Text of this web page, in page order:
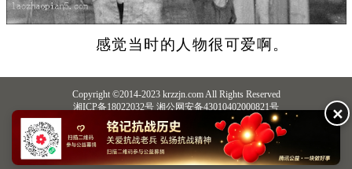
感觉当时的人物很可爱啊。
Copyright ©2014-2023 krzzjn.com All Rights Reserved
湘ICP备18022032号 湘公网安备43010402000821号
中央网信办违法和不良信息举报中心
长沙市互联网违法和不良信息举报中心
不良信息举报电话：0731-85531328 19198230121（微信同号）
纠错电话：18182129125 15116420702
QQ：2652168198
✕